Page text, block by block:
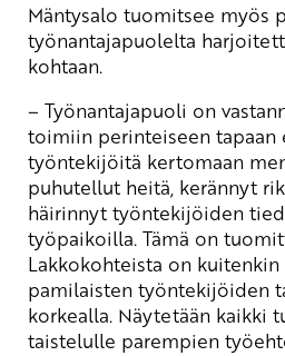
Mäntysalo tuomitsee myös
työnantajapuolelta
kohtaan.
– Työnantajapuoli on
toimiin perinteiseen tapaan
työntekijöitä kertomaan
puhutellut heitä, kerännyt
häirinnyt työntekijöiden
työpaikoilla. Tämä on
Lakkokohteista on
pamilaisten työntekijöiden
korkealla. Näytetään kaikki
taistelulle parempien